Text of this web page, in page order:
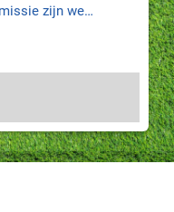
zijn we…